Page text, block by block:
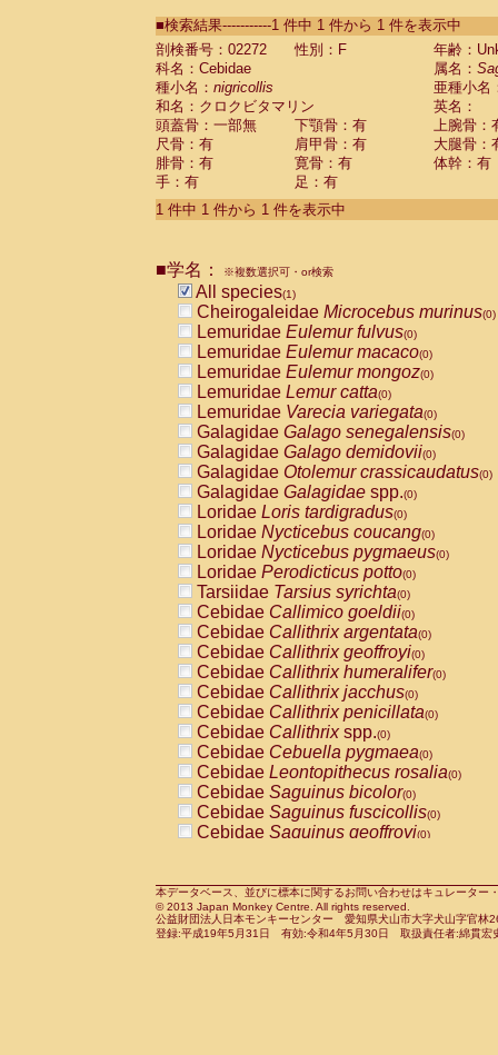
CebidaeSaguinus labiatus(0)
Cebidae Saguinus leucopus (0)
Cebidae
CebidaeSaguinus mystax
CebidaeSaguinus nigricollis (1)
Cebidae Saguinus oedipus
Cebidae Saguinus weddelli
Cebidae Saguinusspp.
Cebidae Aotus trivirgatus
Cebidae Cebus albifrons
CebidaeCebus nigrivittatus
CebidaeCebus
CebidaeSaimiri boliviensis(0)
CebidaeSaimiri sciureus(0)
AtelidaeAlouatta caraya(0)
AtelidaeAlouatta fusca(0)
AtelidaeAlouatta seniculus
AtelidaeAlouattaspp.(0)
AtelidaeAteles belzebuth(0)
AtelidaeAteles geoffroyi(0)
AtelidaeAteles paniscus(0)
AtelidaeAtelesspp.(0)
Atelidae Lagothrix lagothricha
AtelidaeLagothrix lagothricha cana
PitheciidaeCacajao calvus
PitheciidaeCallicebus cupreus
PitheciidaeCallicebus donacophilus
PitheciidaeCallicebus moloch
PitheciidaeCallicebus torquatus
PitheciidaeCallicebusspp.(0)
PitheciidaeChiropotes satanas(0)
PitheciidaePithecia monachus
PitheciidaePithecia pithecia(0)
CercopithecidaeCercocebus agilis
CercopithecidaeCercocebus
CercopithecidaeCercocebus
CercopithecidaeCercocebus
CercopithecidaeCercocebus
CercopithecidaeCercocebushybrid
CercopithecidaePapio anubis(0)
CercopithecidaePapio cynocephalus
CercopithecidaePapio hamadryas(0)
■検索結果-----------1 件中 1 件から 1 件を表示中
剖検番号：02272
性別：F
年齢：
科名：Cebidae
属名：
種小名： nigricollis
亜種小名
和名：クロクビタマリン
英名：
頭蓋骨：一部無
下顎骨：有
上腕骨：
尺骨：有
肩甲骨：有
大腿骨：
腓骨：有
寛骨：有
体幹：有
手：有
足：有
1 件中 1 件から 1 件を表示中
■学名： ※複数選択可・or検索
All species(1)
Cheirogaleidae Microcebus murinus(0)
Lemuridae Eulemur fulvus(0)
Lemuridae Eulemur macaco(0)
Lemuridae Eulemur mongoz(0)
Lemuridae Lemur catta(0)
Lemuridae Varecia variegata(0)
Galagidae Galago senegalensis(0)
Galagidae Galago demidovii(0)
Galagidae Otolemur crassicaudatus(0)
Galagidae Galagidae spp.(0)
Loridae Loris tardigradus(0)
Loridae Nycticebus coucang(0)
Loridae Nycticebus pygmaeus(0)
Loridae Perodicticus potto(0)
Tarsiidae Tarsius syrichta(0)
Cebidae Callimico goeldii(0)
Cebidae Callithrix argentata(0)
Cebidae Callithrix geoffroyi(0)
Cebidae Callithrix humeralifer(0)
Cebidae Callithrix jacchus(0)
Cebidae Callithrix penicillata(0)
Cebidae Callithrixspp.(0)
Cebidae Cebuella pygmaea(0)
Cebidae Leontopithecus rosalia(0)
Cebidae Saguinus bicolor(0)
Cebidae Saguinus fuscicollis(0)
Cebidae Saguinus geoffroyi(0)
CebidaeSaguinus leucopus(0)
CebidaeSaguinus midas(0)
Cebidae Saguinus mystax(0)
本データベース、並びに標本に関するお問い合わせはキュレータ
© 2013 Japan Monkey Centre. All rights reserved.
公益財団法人日本モンキーセンター 愛知県犬山市大字犬山字官
登録:平成19年5月31日 有効:令和4年5月30日 取扱責任者:綿貫宏